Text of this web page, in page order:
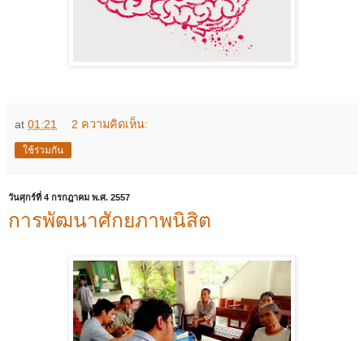
at 01:21 2 ความคิดเห็น:
ใช้ร่วมกัน
วันศุกร์ที่ 4 กรกฎาคม พ.ศ. 2557
การพัฒนาศักยภาพนิสิต